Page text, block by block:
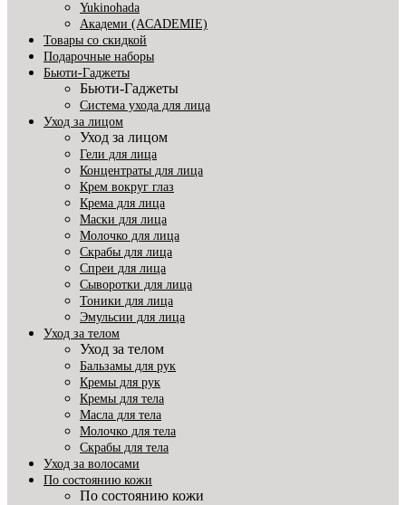
Yukinohada
Академи (ACADEMIE)
Товары со скидкой
Подарочные наборы
Бьюти-Гаджеты
Бьюти-Гаджеты
Система ухода для лица
Уход за лицом
Уход за лицом
Гели для лица
Концентраты для лица
Крем вокруг глаз
Крема для лица
Маски для лица
Молочко для лица
Скрабы для лица
Спреи для лица
Сыворотки для лица
Тоники для лица
Эмульсии для лица
Уход за телом
Уход за телом
Бальзамы для рук
Кремы для рук
Кремы для тела
Масла для тела
Молочко для тела
Скрабы для тела
Уход за волосами
По состоянию кожи
По состоянию кожи